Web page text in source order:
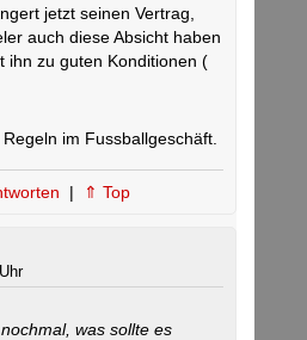
jetzt seinen Vertrag,
auch diese Absicht haben
ihn zu guten Konditionen (
im Fussballgeschäft.
| ⇑ Top
was sollte es